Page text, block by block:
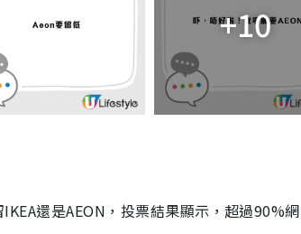
+10
還是AEON，投票結果顯示，超過90%